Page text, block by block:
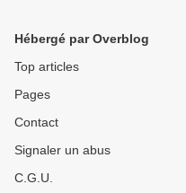
Hébergé par Overblog
Top articles
Pages
Contact
Signaler un abus
C.G.U.